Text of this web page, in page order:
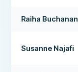
Raiha Buchanan
Susanne Najafi